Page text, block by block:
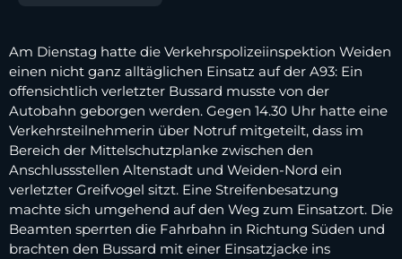
Am Dienstag hatte die Verkehrspolizeiinspektion Weiden
einen nicht ganz alltäglichen Einsatz auf der A93: Ein
offensichtlich verletzter Bussard musste von der
Autobahn geborgen werden. Gegen 14.30 Uhr hatte eine
Verkehrsteilnehmerin über Notruf mitgeteilt, dass im
Bereich der Mittelschutzplanke zwischen den
Anschlussstellen Altenstadt und Weiden-Nord ein
verletzter Greifvogel sitzt. Eine Streifenbesatzung
machte sich umgehend auf den Weg zum Einsatzort. Die
Beamten sperrten die Fahrbahn in Richtung Süden und
brachten den Bussard mit einer Einsatzjacke ins